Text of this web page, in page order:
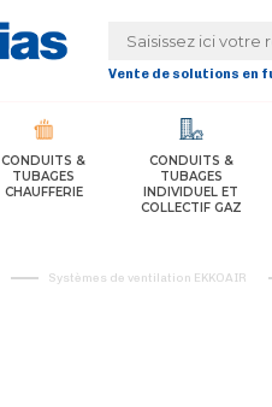
Vente de solutions en
CONDUITS &
TUBAGES
CHAUFFERIE
CONDUITS &
TUBAGES
INDIVIDUEL ET
COLLECTIF GAZ
Systèmes de ventilation EKKOAIR